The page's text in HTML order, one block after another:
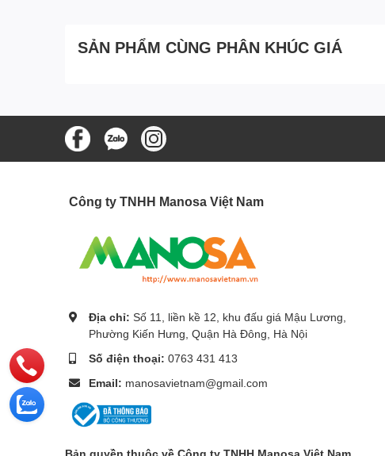
SẢN PHẨM CÙNG PHÂN KHÚC GIÁ
Công ty TNHH Manosa Việt Nam
Địa chỉ: Số 11, liền kề 12, khu đấu giá Mậu Lương,
Phường Kiến Hưng, Quận Hà Đông, Hà Nội
Số điện thoại: 0763 431 413
Email: manosavietnam@gmail.com
Bản quyền thuộc về Công ty TNHH Manosa Việt Nam